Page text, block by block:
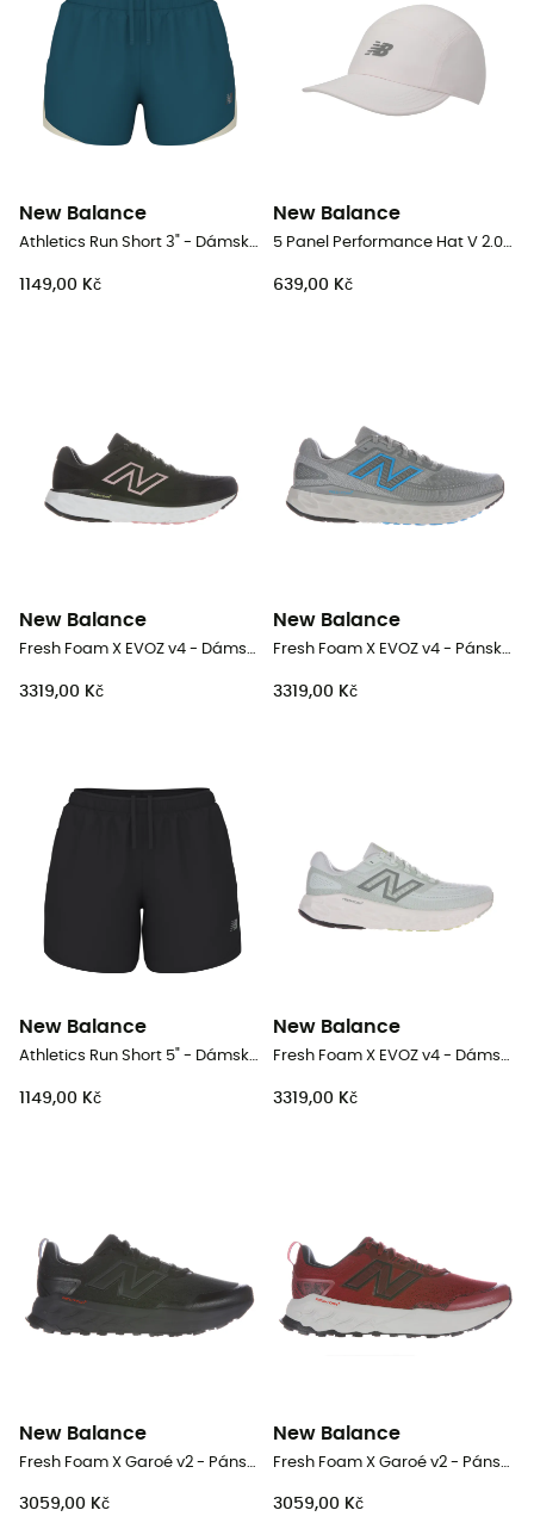
New Balance
Athletics Run Short 3" - Dámské běžecké kraťasy
1149,00 Kč
New Balance
5 Panel Performance Hat V 2.0 - Kšiltovka
639,00 Kč
New Balance
Fresh Foam X EVOZ v4 - Dámské běžecké boty
3319,00 Kč
New Balance
Fresh Foam X EVOZ v4 - Pánské běžecké boty
3319,00 Kč
New Balance
Athletics Run Short 5" - Dámské běžecké kraťasy
1149,00 Kč
New Balance
Fresh Foam X EVOZ v4 - Dámské běžecké boty
3319,00 Kč
New Balance
Fresh Foam X Garoé v2 - Pánské trailové běžecké boty
3059,00 Kč
New Balance
Fresh Foam X Garoé v2 - Pánské trailové běžecké boty
3059,00 Kč